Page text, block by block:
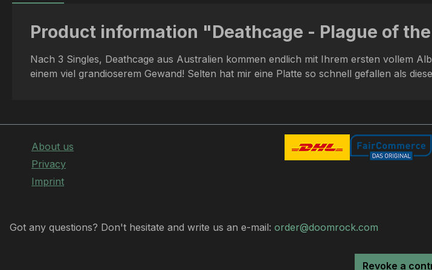
Product information "Deathcage - Plague of the
Nach 3 Singles, Deathcage aus Australien kommen endlich mit Ihrem ersten vollem
einem viel grandioserem Gewand! Selten hat mir eine Platte so schnell gefallen als
About us
Privacy
Imprint
Got any questions? Don't hesitate and write us an e-mail: order@doomrock.com
Revoke a